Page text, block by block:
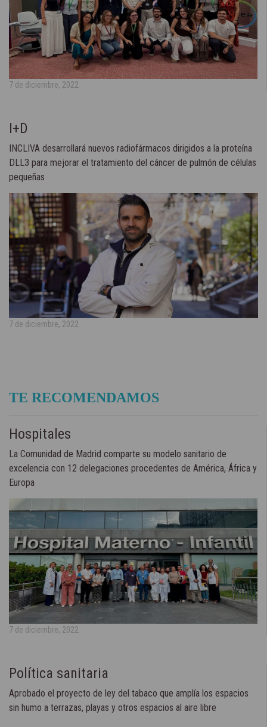
7 de diciembre, 2022
I+D
INCLIVA desarrollará nuevos radiofármacos dirigidos a la proteína
DLL3 para mejorar el tratamiento del cáncer de pulmón de células
pequeñas
7 de diciembre, 2022
TE RECOMENDAMOS
Hospitales
La Comunidad de Madrid comparte su modelo sanitario de
excelencia con 12 delegaciones procedentes de América, África y
Europa
7 de diciembre, 2022
Política sanitaria
Aprobado el proyecto de ley del tabaco que amplía los espacios
sin humo a terrazas, playas y otros espacios al aire libre